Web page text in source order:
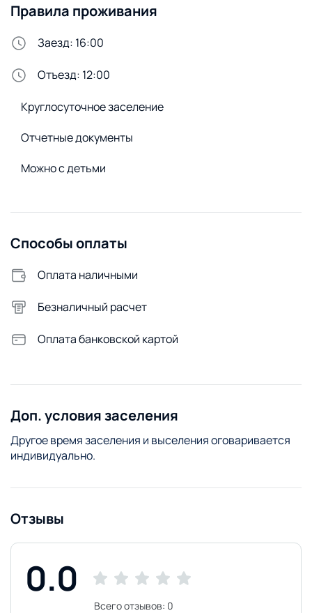
Безопасность
Домофон
Стирка и белье
Сушилка для белья
Стиральная машина
Удобства снаружи
Видеонаблюдение
Правила проживания
Заезд: 16:00
Отъезд: 12:00
Круглосуточное заселение
Отчетные документы
Можно с детьми
Способы оплаты
Оплата наличными
Безналичный расчет
Оплата банковской картой
Доп. условия заселения
Другое время заселения и выселения оговаривается
индивидуально.
Отзывы
0.0
Всего отзывов: 0